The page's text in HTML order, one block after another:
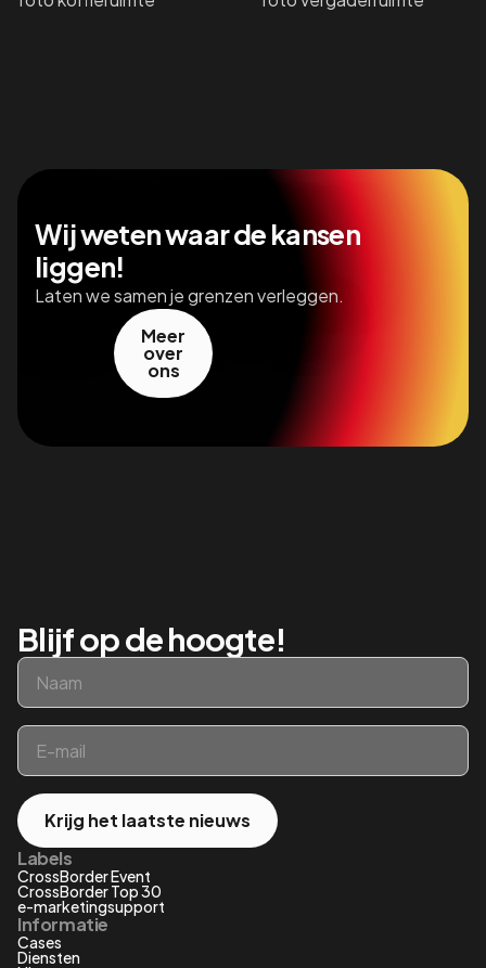
Wij weten waar de kansen
liggen!
Laten we samen je grenzen verleggen.
Meer
over
ons
Blijf op de hoogte!
Naam
Email
Krijg het laatste nieuws
Labels
CrossBorder Event
CrossBorder Top 30
e-marketingsupport
Informatie
Cases
Diensten